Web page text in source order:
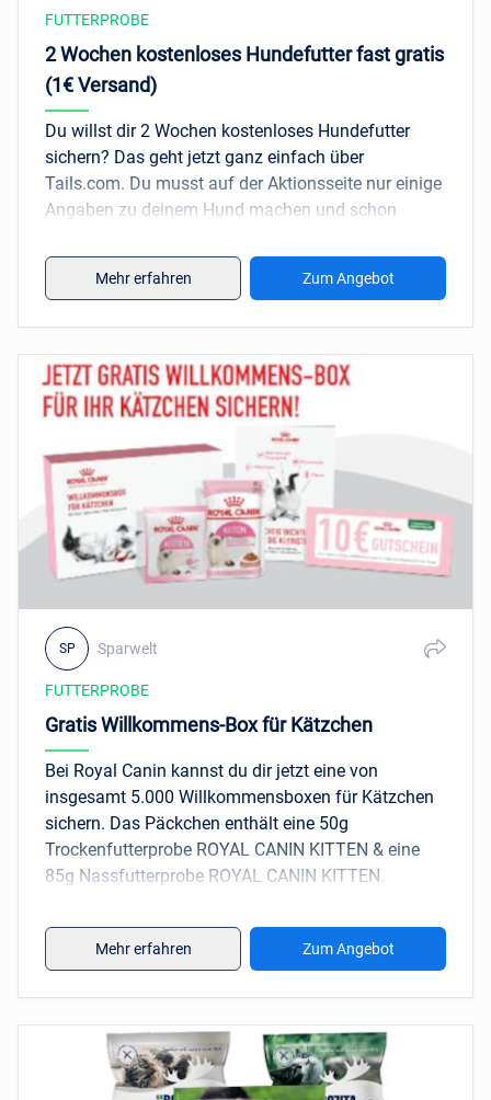
Tipp: Alternativ kannst du es auch2
Wochenkostenlos testen
Versandkosten.
FUTTERPROBE
2 Wochen kostenloses Hundefutter fast gratis
(1€ Versand)
Du willst dir 2 Wochen kostenloses Hundefutter
sichern? Das geht jetzt ganz einfach über
Tails.com. Du musst auf der Aktionsseite nur einige
Angaben zu deinem Hund machen und schon
zugeschnittenes Probepaket. Du musst lediglich 1€
für die Versandkosten zahlen.
Wenn du nach der Testphase kein Futter mehr von
Tails erhalten möchtest, dann kannst du dein
ganz bequem online in deinem Benutzerkonto
. Alternativ kannst du auch per E-Mail
kündigen, indem du eine Mail an hallo@tails.com
schreibst.
Mehr erfahren Zum Angebot
FUTTERPROBE
Gratis Willkommens-Box für Kätzchen
Bei Royal Canin kannst du dir jetzt eine von
insgesamt 5.000 Willkommensboxen für Kätzchen
sichern. Das Päckchen enthält eine 50g
Trockenfutterprobe ROYAL CANIN KITTEN & eine
85g Nassfutterprobe ROYAL CANIN KITTEN.
auch noch einen 10€-Gutschein für denFressnapf-
. Melde dich für den kostenlosen Royal Canin
Widerruf und nur solange der Vorrat reicht.
Mehr erfahren Zum Angebot
SP Sparwelt